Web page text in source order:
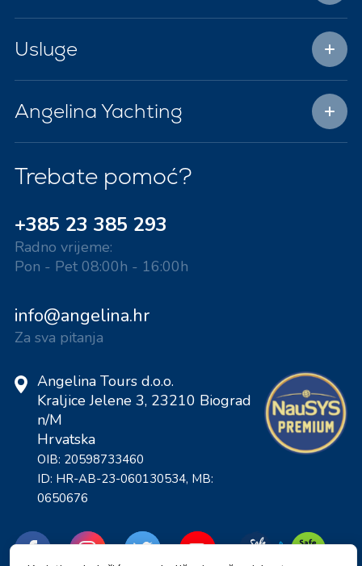
Usluge
Angelina Yachting
Trebate pomoć?
+385 23 385 293
Radno vrijeme:
Pon - Pet 08:00h - 16:00h
info@angelina.hr
Za sva pitanja
Angelina Tours d.o.o.
Kraljice Jelene 3, 23210 Biograd
n/M
Hrvatska
OIB: 20598733460
ID: HR-AB-23-060130534, MB:
0650676